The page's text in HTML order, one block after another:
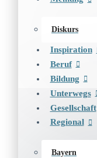
Diskurs
Inspiration
Beruf
Bildung
Unterwegs
Gesellschaft
Regional
Bayern